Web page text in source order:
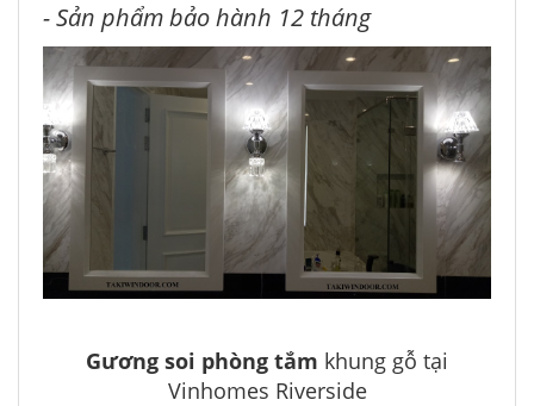
- Sản phẩm bảo hành 12 tháng
Gương soi phòng tắm khung gỗ tại
Vinhomes Riverside